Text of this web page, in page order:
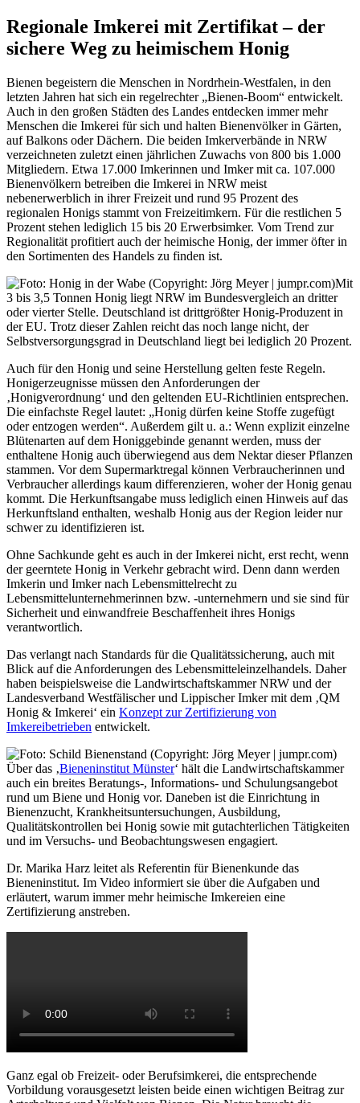
Regionale Imkerei mit Zertifikat – der
sichere Weg zu heimischem Honig
Bienen begeistern die Menschen in Nordrhein-Westfalen, in den
letzten Jahren hat sich ein regelrechter „Bienen-Boom“ entwickelt.
Auch in den großen Städten des Landes entdecken immer mehr
Menschen die Imkerei für sich und halten Bienenvölker in Gärten,
auf Balkons oder Dächern. Die beiden Imkerverbände in NRW
verzeichneten zuletzt einen jährlichen Zuwachs von 800 bis 1.000
Mitgliedern. Etwa 17.000 Imkerinnen und Imker mit ca. 107.000
Bienenvölkern betreiben die Imkerei in NRW meist
nebenerwerblich in ihrer Freizeit und rund 95 Prozent des
regionalen Honigs stammt von Freizeitimkern. Für die restlichen 5
Prozent stehen lediglich 15 bis 20 Erwerbsimker. Vom Trend zur
Regionalität profitiert auch der heimische Honig, der immer öfter in
den Sortimenten des Handels zu finden ist.
Mit
3 bis 3,5 Tonnen Honig liegt NRW im Bundesvergleich an dritter
oder vierter Stelle. Deutschland ist drittgrößter Honig-Produzent in
der EU. Trotz dieser Zahlen reicht das noch lange nicht, der
Selbstversorgungsgrad in Deutschland liegt bei lediglich 20 Prozent.
Auch für den Honig und seine Herstellung gelten feste Regeln.
Honigerzeugnisse müssen den Anforderungen der
‚Honigverordnung‘ und den geltenden EU-Richtlinien entsprechen.
Die einfachste Regel lautet: „Honig dürfen keine Stoffe zugefügt
oder entzogen werden“. Außerdem gilt u. a.: Wenn explizit einzelne
Blütenarten auf dem Honiggebinde genannt werden, muss der
enthaltene Honig auch überwiegend aus dem Nektar dieser Pflanzen
stammen. Vor dem Supermarktregal können Verbraucherinnen und
Verbraucher allerdings kaum differenzieren, woher der Honig genau
kommt. Die Herkunftsangabe muss lediglich einen Hinweis auf das
Herkunftsland enthalten, weshalb Honig aus der Region leider nur
schwer zu identifizieren ist.
Ohne Sachkunde geht es auch in der Imkerei nicht, erst recht, wenn
der geerntete Honig in Verkehr gebracht wird. Denn dann werden
Imkerin und Imker nach Lebensmittelrecht zu
Lebensmittelunternehmerinnen bzw. -unternehmern und sie sind für
Sicherheit und einwandfreie Beschaffenheit ihres Honigs
verantwortlich.
Das verlangt nach Standards für die Qualitätssicherung, auch mit
Blick auf die Anforderungen des Lebensmitteleinzelhandels. Daher
haben beispielsweise die Landwirtschaftskammer NRW und der
Landesverband Westfälischer und Lippischer Imker mit dem ‚QM
Honig & Imkerei‘ ein Konzept zur Zertifizierung von
Imkereibetrieben entwickelt.
Über das ‚Bieneninstitut Münster‘ hält die Landwirtschaftskammer
auch ein breites Beratungs-, Informations- und Schulungsangebot
rund um Biene und Honig vor. Daneben ist die Einrichtung in
Bienenzucht, Krankheitsuntersuchungen, Ausbildung,
Qualitätskontrollen bei Honig sowie mit gutachterlichen Tätigkeiten
und im Versuchs- und Beobachtungswesen engagiert.
Dr. Marika Harz leitet als Referentin für Bienenkunde das
Bieneninstitut. Im Video informiert sie über die Aufgaben und
erläutert, warum immer mehr heimische Imkereien eine
Zertifizierung anstreben.
Ganz egal ob Freizeit- oder Berufsimkerei, die entsprechende
Vorbildung vorausgesetzt leisten beide einen wichtigen Beitrag zur